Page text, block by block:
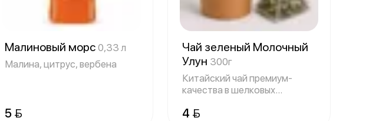
Малиновый морс 0,33 л
Малина, цитрус, вербена
5 
Чай зеленый Молочный
Улун 300г
Китайский чай премиум-
качества в шелковых
4 